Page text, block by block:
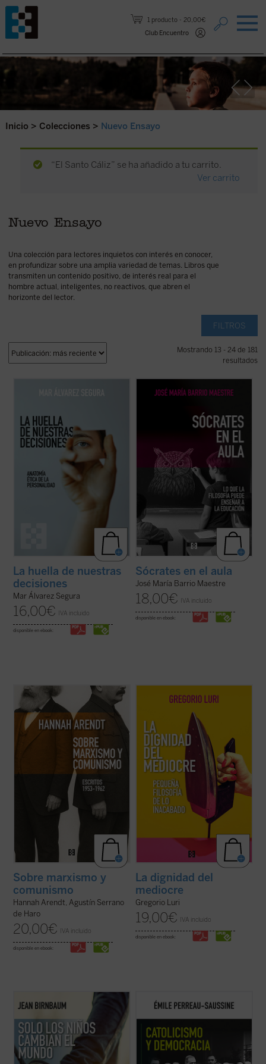
1 producto
20,00€
Club Encuentro
Saltar al contenido.
Inicio > Colecciones > Nuevo Ensayo
“El Santo Cáliz” se ha añadido a tu carrito.
Ver carrito
Nuevo Ensayo
Una colección para lectores inquietos con interés en conocer,
en profundizar sobre una amplia variedad de temas. Libros que
transmiten un contenido positivo, de interés real para el
hombre actual, inteligentes, no reactivos, que abren el
horizonte del lector.
FILTROS
Mostrando 13 - 24 de 181
resultados
ensayo que se adentra con valentía en una
Mar Álvarez Segura nos conduce por el
laberinto de la conciencia humana ...
ficha)
La huella de nuestras
decisiones
Mar Álvarez Segura
16,00€ IVA incluido
disponible en ebook:
Frente a la tecnificación del aprendizaje y
los eslóganes pedagógicos, este libro
saber. Una obra inspiradora que devuelve
esperanza y sentido a la docencia: ...(ver
Sócrates en el aula
José María Barrio Maestre
18,00€ IVA incluido
disponible en ebook:
Este libro no solo recupera una faceta
menos conocida —pero crucial— de una de
las mentes más incisivas del siglo XX, sino
que también ofrece herramientas
esenciales para pensar nuestro presente.
(ver ficha)
Sobre marxismo y
comunismo
Hannah Arendt, Agustín Serrano
de Haro
20,00€ IVA incluido
disponible en ebook:
Gregorio Luri nos conduce por un viaje
filosófico para mostrarnos que nuestra
y la divinidad, entre el ser y la nada— es, en
realidad, la fuente de nuestra dignidad. Un
canto a la condición ...(ver ficha)
La dignidad del
mediocre
Gregorio Luri
19,00€ IVA incluido
disponible en ebook:
Birnbaum retoma, tras El coraje del matiz
el pulso de la política y la introspección con
una pregunta aparentemente sencilla: ¿qué
sucede cuando llega un hijo al mundo?
Desde Rosa Luxemburgo hasta Hannah
Arendt, pasando por Roland ...
Catolicismo y democracia
evolución del pensamiento político católico
Iglesia respondió a la democracia liberal,
un sistema para el que no ...(ver ficha)